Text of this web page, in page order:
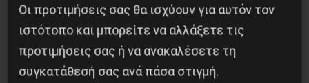
Φαχριζαντέ
29 Νοεμβρίου 2020
Οι προτιμήσεις σας θα ισχύουν για αυτόν τον
ιστότοπο και μπορείτε να αλλάξετε τις
προτιμήσεις σας ή να ανακαλέσετε τη
συγκατάθεσή σας ανά πάσα στιγμή.